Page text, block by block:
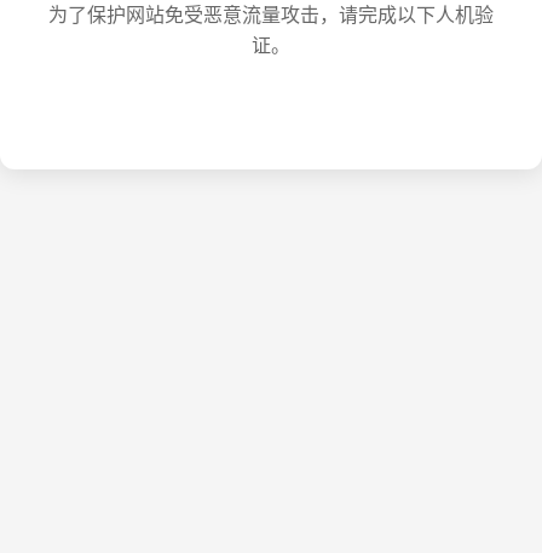
为了保护网站免受恶意流量攻击，请完成以下人机验
证。